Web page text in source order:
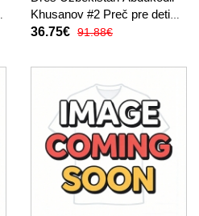
Khusanov #2 Preč pre deti
MS 2026 Krátky Rukáv (+
36.75€ 91.88€